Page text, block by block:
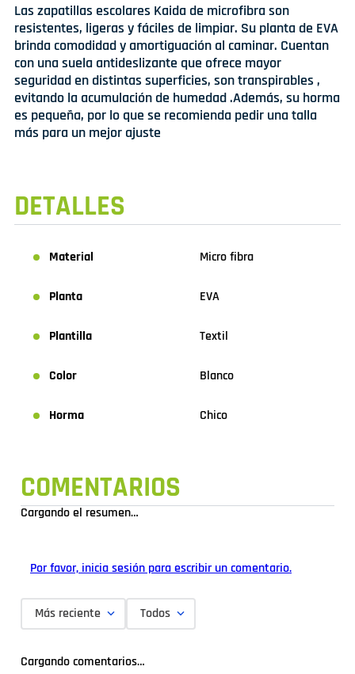
Las zapatillas escolares Kaida de microfibra son
resistentes, ligeras y fáciles de limpiar. Su planta de EVA
brinda comodidad y amortiguación al caminar. Cuentan
con una suela antideslizante que ofrece mayor
seguridad en distintas superficies, son transpirables ,
evitando la acumulación de humedad .Además, su horma
es pequeña, por lo que se recomienda pedir una talla
más para un mejor ajuste
DETALLES
Material Micro fibra
Planta EVA
Plantilla Textil
Color Blanco
Horma Chico
COMENTARIOS
Cargando el resumen…
Por favor, inicia sesión para escribir un comentario.
Más reciente Todos
Cargando comentarios…